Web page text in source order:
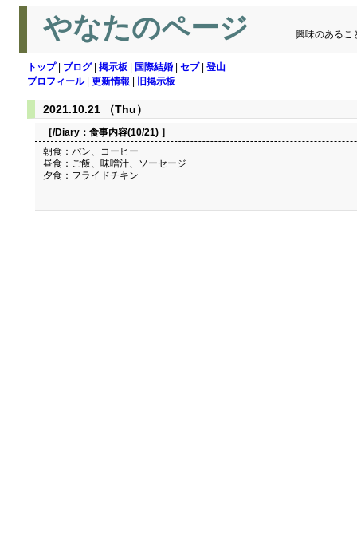
やなたのページ 興味のあるこ
トップ| ブログ| 掲示板 国際結婚 セブ| 登山
プロフィール| 更新情報 旧掲示板
2021.10.21 （Thu）
［/Diary： 食事内容(10/21) ］
朝食：パン、コーヒー
昼食：ご飯、味噌汁、ソーセージ
夕食：フライドチキン